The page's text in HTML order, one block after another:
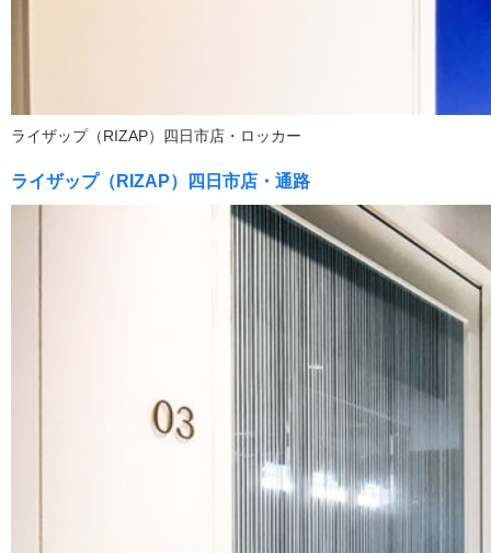
ライザップ（RIZAP）四日市店・ロッカー
ライザップ（RIZAP）四日市店・通路